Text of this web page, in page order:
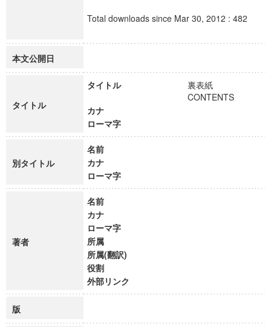
Total downloads since Mar 30, 2012 : 482
本文公開日
タイトル
タイトル
裏表紙
CONTENTS
カナ
ローマ字
別タイトル
名前
カナ
ローマ字
著者
名前
カナ
ローマ字
所属
所属(翻訳)
役割
外部リンク
版